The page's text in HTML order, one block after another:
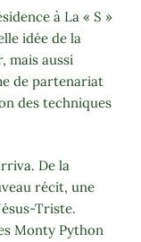
à La « S »
idée de la
mais aussi
de partenariat
des techniques
De la
récit, une
Triste.
Monty Python